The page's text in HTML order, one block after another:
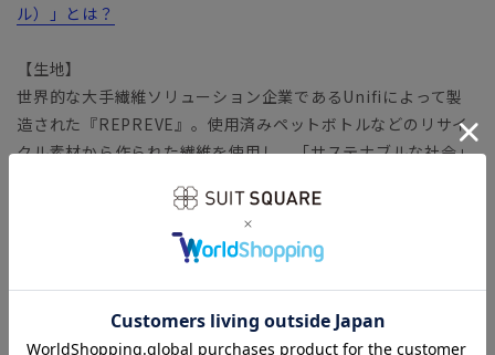
ル）」とは？
【生地】
世界的な大手繊維ソリューション企業であるUnifiによって製
造された『REPREVE』。使用済みペットボトルなどのリサイ
クル素材から作られた繊維を使用し、「サステナブルな社会」
バネのようならせん状の分子構造を有する繊維
「SOLOTEX（ソロテックス）」生地。心地よいストレッチ性
がありながら、形態安定性にも優れています。適度な厚みとハ
リが嬉しい、安心感のあるファブリックです。
【機能】